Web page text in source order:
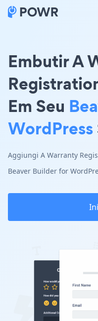
Embutir A
Em Seu
WordPress
Aggiungi A Warranty
Beaver Builder for